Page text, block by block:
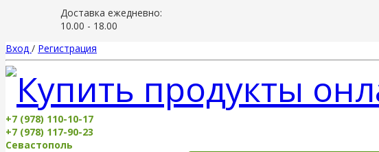
Доставка ежедневно:
10.00 - 18.00
Вход / Регистрация
+7 (978) 110-10-17
+7 (978) 117-90-23
Севастополь